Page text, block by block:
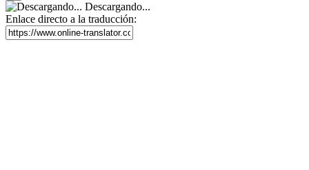
Descargando...
Enlace directo a la traducción: